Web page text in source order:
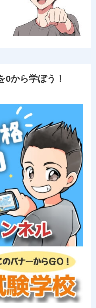
0から学ぼう！